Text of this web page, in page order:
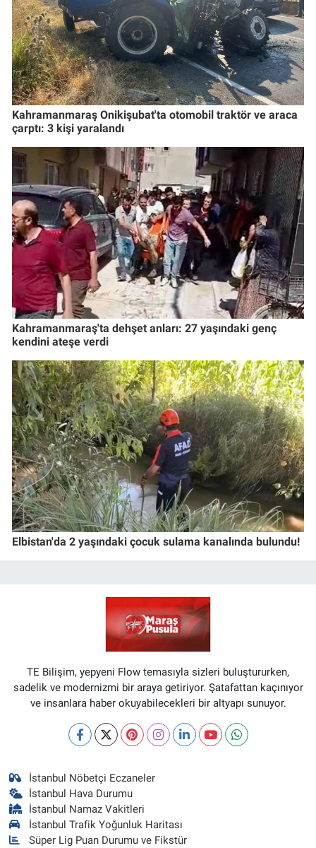
Kahramanmaraş Onikişubat'ta otomobil traktör ve araca
çarptı: 3 kişi yaralandı
Kahramanmaraş'ta dehşet anları: 27 yaşındaki genç
kendini ateşe verdi
Elbistan'da 2 yaşındaki çocuk sulama kanalında bulundu!
TE Bilişim, yepyeni Flow temasıyla sizleri buluştururken,
sadelik ve modernizmi bir araya getiriyor. Şatafattan kaçınıyor
ve insanlara haber okuyabilecekleri bir altyapı sunuyor.
İstanbul Nöbetçi Eczaneler
İstanbul Hava Durumu
İstanbul Namaz Vakitleri
İstanbul Trafik Yoğunluk Haritası
Süper Lig Puan Durumu ve Fikstür